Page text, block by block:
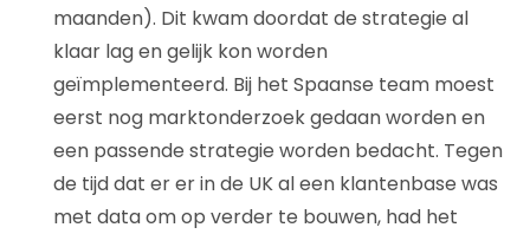
maanden). Dit kwam doordat de strategie al
klaar lag en gelijk kon worden
geïmplementeerd. Bij het Spaanse team moest
eerst nog marktonderzoek gedaan worden en
een passende strategie worden bedacht. Tegen
de tijd dat er er in de UK al een klantenbase was
met data om op verder te bouwen, had het